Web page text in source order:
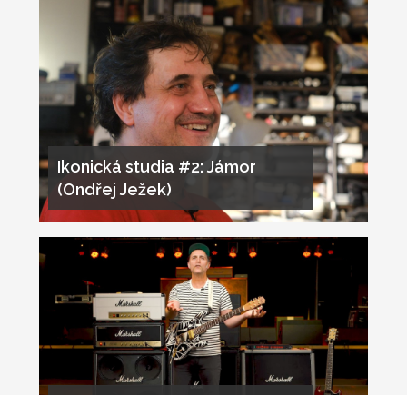
Ikonická studia #2: Jámor
(Ondřej Ježek)